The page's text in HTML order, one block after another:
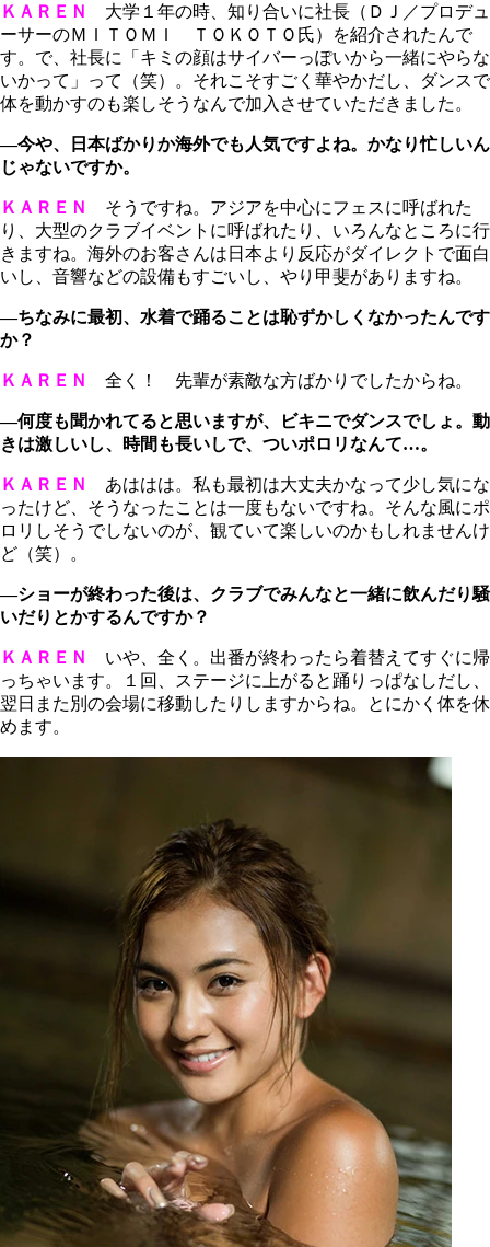
ＫＡＲＥＮ
大学１年の時、知り合いに社長（ＤＪ／プロデュ
ーサーのＭＩＴＯＭＩ ＴＯＫＯＴＯ氏）を紹介されたんで
す。で、社長に「キミの顔はサイバーっぽいから一緒にやらな
いかって」って（笑）。それこそすごく華やかだし、ダンスで
体を動かすのも楽しそうなんで加入させていただきました。
―今や、日本ばかりか海外でも人気ですよね。かなり忙しいん
じゃないですか。
ＫＡＲＥＮ
そうですね。アジアを中心にフェスに呼ばれた
り、大型のクラブイベントに呼ばれたり、いろんなところに行
きますね。海外のお客さんは日本より反応がダイレクトで面白
いし、音響などの設備もすごいし、やり甲斐がありますね。
―ちなみに最初、水着で踊ることは恥ずかしくなかったんです
か？
ＫＡＲＥＮ 全く！ 先輩が素敵な方ばかりでしたからね。
―何度も聞かれてると思いますが、ビキニでダンスでしょ。動
きは激しいし、時間も長いしで、ついポロリなんて…。
ＫＡＲＥＮ
あははは。私も最初は大丈夫かなって少し気にな
ったけど、そうなったことは一度もないですね。そんな風にポ
ロリしそうでしないのが、観ていて楽しいのかもしれませんけ
ど（笑）。
―ショーが終わった後は、クラブでみんなと一緒に飲んだり騒
いだりとかするんですか？
ＫＡＲＥＮ
いや、全く。出番が終わったら着替えてすぐに帰
っちゃいます。１回、ステージに上がると踊りっぱなしだし、
翌日また別の会場に移動したりしますからね。とにかく体を休
めます。